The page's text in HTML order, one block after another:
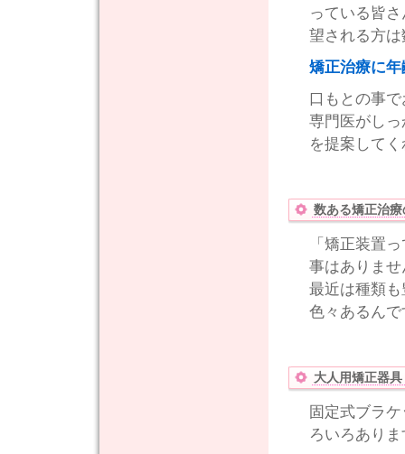
っている皆
望される方
矯正治療に
口もとの事
専門医がし
を提案して
数ある矯正治
「矯正装置
事はありま
最近は種類
色々あるん
大人用矯正器具
固定式ブラ
ろいろあり